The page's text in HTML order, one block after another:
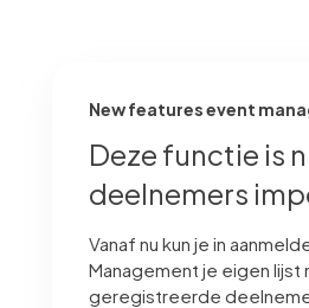
New features event
Deze functie is
deelnemers
Vanaf nu kun je in
Management je eigen lijst
geregistreerde